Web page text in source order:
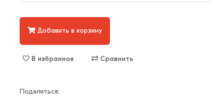
Добавить в корзину
В избранное Сравнить
Поделиться: